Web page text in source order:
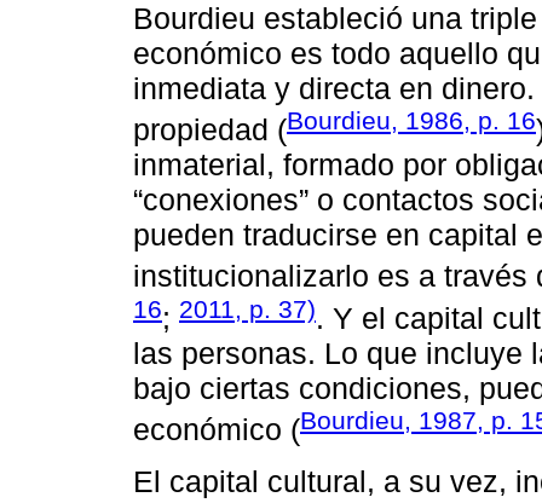
Bourdieu estableció una
económico es todo aquello
inmediata y directa en
propiedad (Bourdieu, 1986, p. 16
inmaterial, formado por
“conexiones” o contactos
pueden traducirse en capital
institucionalizarlo es a través
16; 2011, p. 37). Y el capital
las personas. Lo que incluye
bajo ciertas condiciones,
económico (Bourdieu, 1987, p.
El capital cultural, a su vez,